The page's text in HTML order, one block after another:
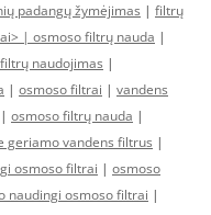
padangų žymėjimas | filtrų
| osmoso filtrų nauda |
naudojimas |
| osmoso filtrai | vandens
| osmoso filtrų nauda |
geriamo vandens filtrus |
osmoso filtrai | osmoso
naudingi osmoso filtrai |